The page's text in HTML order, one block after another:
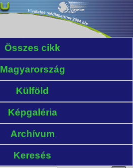
Összes cikk
Magyarország
Külföld
Képgaléria
Archívum
Keresés